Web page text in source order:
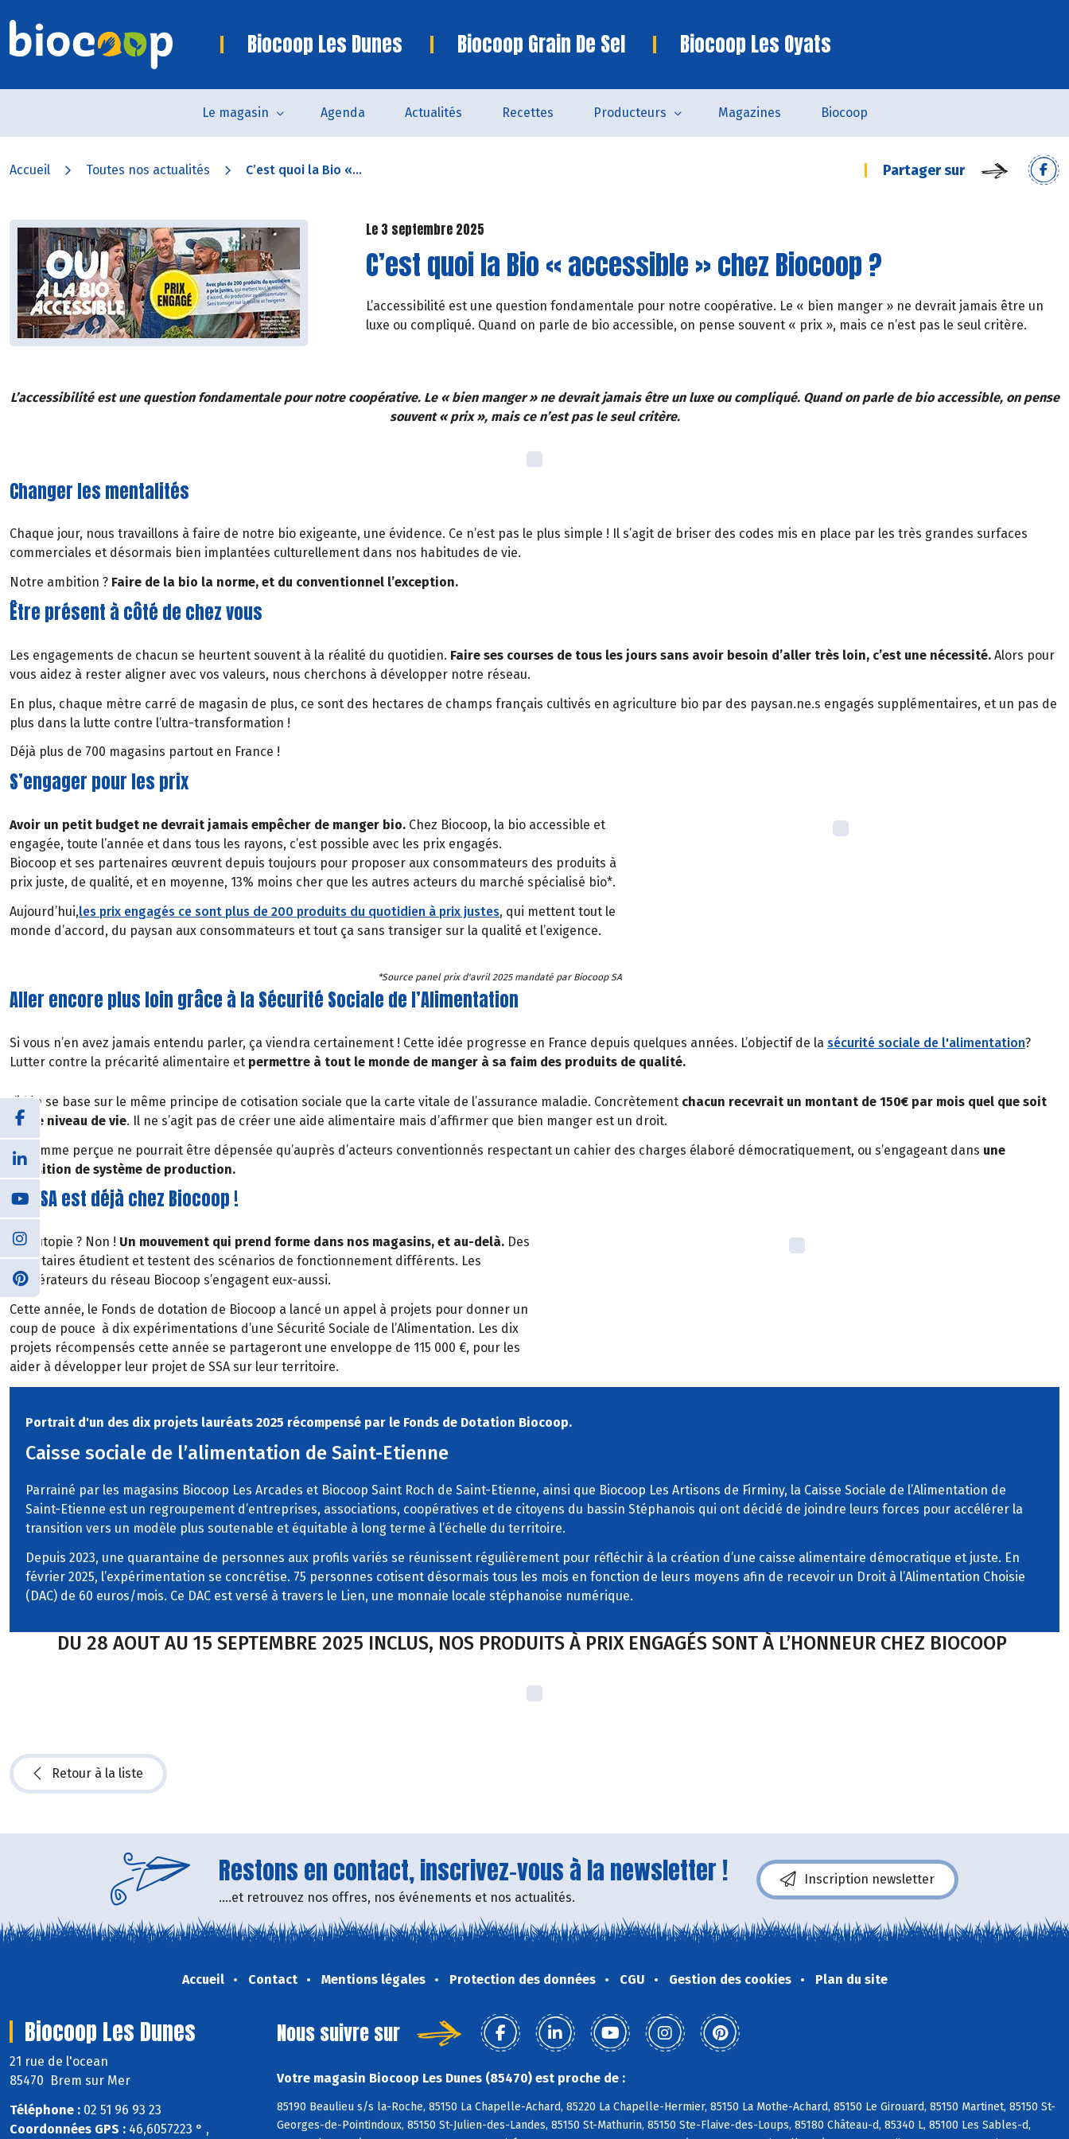
Biocoop Les Dunes Biocoop Grain De Sel Biocoop Les Oyats
Le magasin Agenda Actualités Recettes Producteurs Magazines Biocoop
Accueil Toutes nos actualités C’est quoi la Bio «... Partager sur
Le 3 septembre 2025
C’est quoi la Bio « accessible » chez Biocoop ?
L’accessibilité est une question fondamentale pour notre coopérative. Le « bien manger » ne devrait jamais être un
luxe ou compliqué. Quand on parle de bio accessible, on pense souvent « prix », mais ce n’est pas le seul critère.
L’accessibilité est une question fondamentale pour notre coopérative. Le « bien manger » ne devrait jamais être un luxe ou compliqué. Quand on parle de bio accessible, on pense
souvent « prix », mais ce n’est pas le seul critère.
Changer les mentalités
Chaque jour, nous travaillons à faire de notre bio exigeante, une évidence. Ce n’est pas le plus simple ! Il s’agit de briser des codes mis en place par les très grandes surfaces
commerciales et désormais bien implantées culturellement dans nos habitudes de vie.
Notre ambition ? Faire de la bio la norme, et du conventionnel l’exception.
Être présent à côté de chez vous
Les engagements de chacun se heurtent souvent à la réalité du quotidien. Faire ses courses de tous les jours sans avoir besoin d’aller très loin, c’est une nécessité. Alors pour
vous aidez à rester aligner avec vos valeurs, nous cherchons à développer notre réseau.
En plus, chaque mètre carré de magasin de plus, ce sont des hectares de champs français cultivés en agriculture bio par des paysan.ne.s engagés supplémentaires, et un pas de
plus dans la lutte contre l’ultra-transformation !
Déjà plus de 700 magasins partout en France !
S’engager pour les prix
Avoir un petit budget ne devrait jamais empêcher de manger bio. Chez Biocoop, la bio accessible et
engagée, toute l’année et dans tous les rayons, c’est possible avec les prix engagés.
Biocoop et ses partenaires œuvrent depuis toujours pour proposer aux consommateurs des produits à
prix juste, de qualité, et en moyenne, 13% moins cher que les autres acteurs du marché spécialisé bio*.
Aujourd’hui,les prix engagés ce sont plus de 200 produits du quotidien à prix justes, qui mettent tout le
monde d’accord, du paysan aux consommateurs et tout ça sans transiger sur la qualité et l’exigence.
*Source panel prix d'avril 2025 mandaté par Biocoop SA
Aller encore plus loin grâce à la Sécurité Sociale de l’Alimentation
Si vous n’en avez jamais entendu parler, ça viendra certainement ! Cette idée progresse en France depuis quelques années. L’objectif de la sécurité sociale de l'alimentation?
Lutter contre la précarité alimentaire et permettre à tout le monde de manger à sa faim des produits de qualité.
L’idée se base sur le même principe de cotisation sociale que la carte vitale de l’assurance maladie. Concrètement chacun recevrait un montant de 150€ par mois quel que soit
notre niveau de vie. Il ne s’agit pas de créer une aide alimentaire mais d’affirmer que bien manger est un droit.
La somme perçue ne pourrait être dépensée qu’auprès d’acteurs conventionnés respectant un cahier des charges élaboré démocratiquement, ou s’engageant dans une
transition de système de production.
La SSA est déjà chez Biocoop !
Une utopie ? Non ! Un mouvement qui prend forme dans nos magasins, et au-delà. Des
volontaires étudient et testent des scénarios de fonctionnement différents. Les
coopérateurs du réseau Biocoop s’engagent eux-aussi.
Cette année, le Fonds de dotation de Biocoop a lancé un appel à projets pour donner un
coup de pouce à dix expérimentations d’une Sécurité Sociale de l’Alimentation. Les dix
projets récompensés cette année se partageront une enveloppe de 115 000 €, pour les
aider à développer leur projet de SSA sur leur territoire.
Portrait d'un des dix projets lauréats 2025 récompensé par le Fonds de Dotation Biocoop.
Caisse sociale de l’alimentation de Saint-Etienne
Parrainé par les magasins Biocoop Les Arcades et Biocoop Saint Roch de Saint-Etienne, ainsi que Biocoop Les Artisons de Firminy, la Caisse Sociale de l’Alimentation de
Saint-Etienne est un regroupement d’entreprises, associations, coopératives et de citoyens du bassin Stéphanois qui ont décidé de joindre leurs forces pour accélérer la
transition vers un modèle plus soutenable et équitable à long terme à l’échelle du territoire.
Depuis 2023, une quarantaine de personnes aux profils variés se réunissent régulièrement pour réfléchir à la création d’une caisse alimentaire démocratique et juste. En
février 2025, l’expérimentation se concrétise. 75 personnes cotisent désormais tous les mois en fonction de leurs moyens afin de recevoir un Droit à l’Alimentation Choisie
(DAC) de 60 euros/mois. Ce DAC est versé à travers le Lien, une monnaie locale stéphanoise numérique.
DU 28 AOUT AU 15 SEPTEMBRE 2025 INCLUS, NOS PRODUITS À PRIX ENGAGÉS SONT À L’HONNEUR CHEZ BIOCOOP
Retour à la liste
Restons en contact, inscrivez-vous à la newsletter !
....et retrouvez nos offres, nos événements et nos actualités.
Inscription newsletter
Accueil Contact Mentions légales Protection des données CGU Gestion des cookies Plan du site
Biocoop Les Dunes
21 rue de l'ocean
85470 Brem sur Mer
Téléphone : 02 51 96 93 23
Coordonnées GPS : 46,6057223 ° ,
Nous suivre sur
Votre magasin Biocoop Les Dunes (85470) est proche de :
85190 Beaulieu s/s la-Roche, 85150 La Chapelle-Achard, 85220 La Chapelle-Hermier, 85150 La Mothe-Achard, 85150 Le Girouard, 85150 Martinet, 85150 St-
Georges-de-Pointindoux, 85150 St-Julien-des-Landes, 85150 St-Mathurin, 85150 Ste-Flaive-des-Loups, 85180 Château-d, 85340 L, 85100 Les Sables-d,